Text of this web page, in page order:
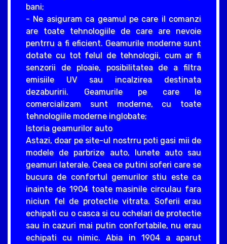
bani;
- Ne asiguram ca geamul pe care il comanzi
are toate tehnologiile de care are nevoie
pentrru a fi eficient. Geamurile moderne sunt
dotate cu tot felul de tehnologii, cum ar fi
senzorii de ploaie, posibilitatea de a filtra
emisiile UV sau incalzirea destinata
dezaburirii. Geamurile pe care le
comercializam sunt moderne, cu toate
tehnologiile moderne inglobate;
Istoria geamurilor auto
Astazi, doar pe site-ul nostrru poti gasi mii de
modele de parbrize auto, lunete auto sau
geamuri laterale. Ceea ce putini soferi care se
bucura de confortul gemurilor stiu este ca
inainte de 1904 toate masinile circulau fara
niciun fel de protectie vitrata. Soferii erau
echipati cu o casca si cu ochelari de protectie
sau in cazuri mai putin confortabile, nu erau
echipati cu nimic. Abia in 1904 a aparut